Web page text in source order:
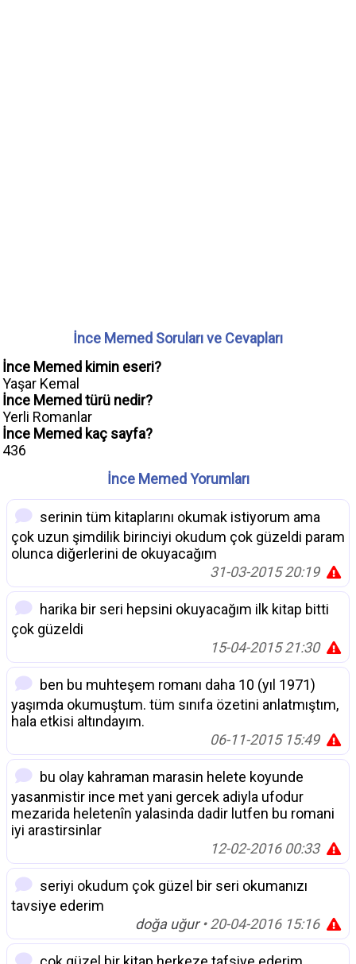
İnce Memed Soruları ve Cevapları
İnce Memed kimin eseri?
Yaşar Kemal
İnce Memed türü nedir?
Yerli Romanlar
İnce Memed kaç sayfa?
436
İnce Memed Yorumları
serinin tüm kitaplarını okumak istiyorum ama
çok uzun şimdilik birinciyi okudum çok güzeldi param
olunca diğerlerini de okuyacağım
31-03-2015 20:19
harika bir seri hepsini okuyacağım ilk kitap bitti
çok güzeldi
15-04-2015 21:30
ben bu muhteşem romanı daha 10 (yıl 1971)
yaşımda okumuştum. tüm sınıfa özetini anlatmıştım,
hala etkisi altındayım.
06-11-2015 15:49
bu olay kahraman marasin helete koyunde
yasanmistir ince met yani gercek adiyla ufodur
mezarida heletenîn yalasinda dadir lutfen bu romani
iyi arastirsinlar
12-02-2016 00:33
seriyi okudum çok güzel bir seri okumanızı
tavsiye ederim
doğa uğur• 20-04-2016 15:16